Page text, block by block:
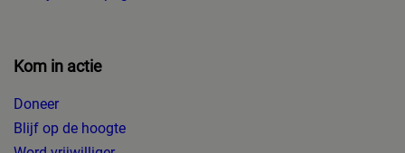
Kom in actie
Doneer
Blijf op de hoogte